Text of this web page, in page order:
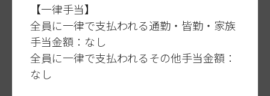
【一律手当】
全員に一律で支払われる通勤・皆勤・家族
手当金額：なし
全員に一律で支払われるその他手当金額：
なし